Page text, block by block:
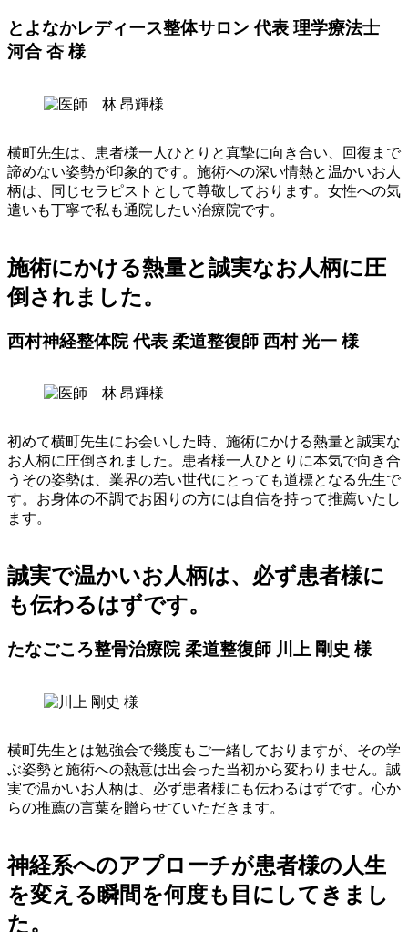
とよなかレディース整体サロン 代表 理学療法士
河合 杏 様
横町先生は、患者様一人ひとりと真摯に向き合い、回復まで
諦めない姿勢が印象的です。施術への深い情熱と温かいお人
柄は、同じセラピストとして尊敬しております。女性への気
遣いも丁寧で私も通院したい治療院です。
施術にかける熱量と誠実なお人柄に圧
倒されました。
西村神経整体院 代表 柔道整復師 西村 光一 様
初めて横町先生にお会いした時、施術にかける熱量と誠実な
お人柄に圧倒されました。患者様一人ひとりに本気で向き合
うその姿勢は、業界の若い世代にとっても道標となる先生で
す。お身体の不調でお困りの方には自信を持って推薦いたし
ます。
誠実で温かいお人柄は、必ず患者様に
も伝わるはずです。
たなごころ整骨治療院 柔道整復師 川上 剛史 様
横町先生とは勉強会で幾度もご一緒しておりますが、その学
ぶ姿勢と施術への熱意は出会った当初から変わりません。誠
実で温かいお人柄は、必ず患者様にも伝わるはずです。心か
らの推薦の言葉を贈らせていただきます。
神経系へのアプローチが患者様の人生
を変える瞬間を何度も目にしてきまし
た。